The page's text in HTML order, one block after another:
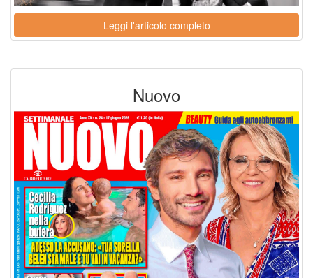
Leggi l'articolo completo
Nuovo